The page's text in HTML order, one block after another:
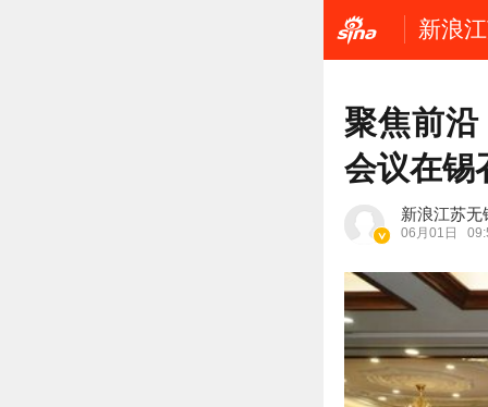
新浪
聚焦前
会议在锡
新浪江苏无
06月01日